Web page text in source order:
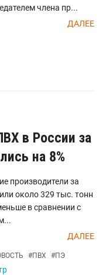
члена пр...
ДАЛЕЕ
в России за
на 8%
производители за
около 329 тыс. тонн
в сравнении с
ДАЛЕЕ
#ПВХ #ПЭ